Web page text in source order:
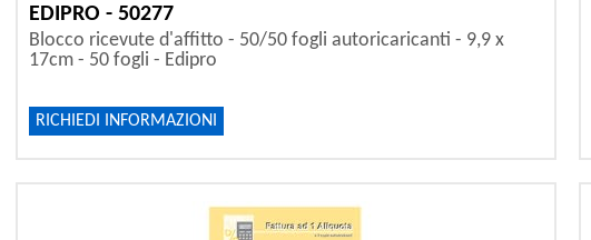
EDIPRO - 50277
Blocco ricevute d'affitto - 50/50 fogli autoricaricanti - 9,9 x
17cm - 50 fogli - Edipro
RICHIEDI INFORMAZIONI